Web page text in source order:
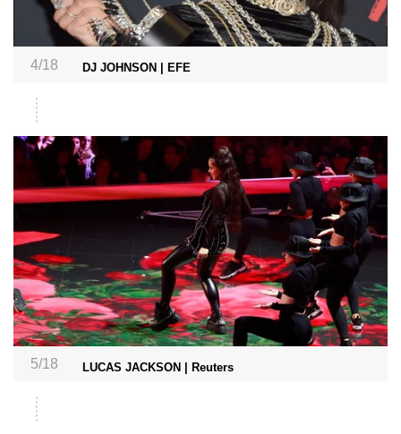
4/18 DJ JOHNSON | EFE
5/18 LUCAS JACKSON | Reuters